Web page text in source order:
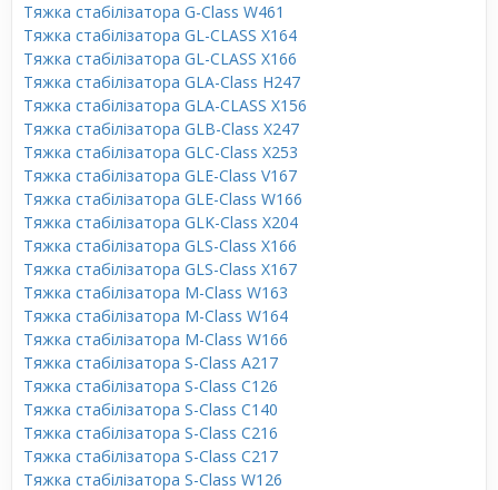
Тяжка стабілізатора G-Class W461
Тяжка стабілізатора GL-CLASS X164
Тяжка стабілізатора GL-CLASS X166
Тяжка стабілізатора GLA-Class H247
Тяжка стабілізатора GLA-CLASS X156
Тяжка стабілізатора GLB-Class X247
Тяжка стабілізатора GLC-Class X253
Тяжка стабілізатора GLE-Class V167
Тяжка стабілізатора GLE-Class W166
Тяжка стабілізатора GLK-Class X204
Тяжка стабілізатора GLS-Class X166
Тяжка стабілізатора GLS-Class X167
Тяжка стабілізатора M-Class W163
Тяжка стабілізатора M-Class W164
Тяжка стабілізатора M-Class W166
Тяжка стабілізатора S-Class A217
Тяжка стабілізатора S-Class C126
Тяжка стабілізатора S-Class C140
Тяжка стабілізатора S-Class C216
Тяжка стабілізатора S-Class C217
Тяжка стабілізатора S-Class W126